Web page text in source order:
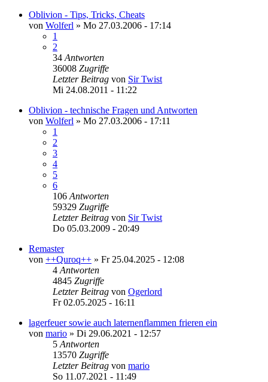
Oblivion - Tips, Tricks, Cheats
von Wolferl » Mo 27.03.2006 - 17:14
1
2
34 Antworten
36008 Zugriffe
Letzter Beitrag von Sir Twist
Mi 24.08.2011 - 11:22
Oblivion - technische Fragen und Antworten
von Wolferl » Mo 27.03.2006 - 17:11
1
2
3
4
5
6
106 Antworten
59329 Zugriffe
Letzter Beitrag von Sir Twist
Do 05.03.2009 - 20:49
Remaster
von ++Quroq++ » Fr 25.04.2025 - 12:08
4 Antworten
4845 Zugriffe
Letzter Beitrag von Ogerlord
Fr 02.05.2025 - 16:11
lagerfeuer sowie auch laternenflammen frieren ein
von mario » Di 29.06.2021 - 12:57
5 Antworten
13570 Zugriffe
Letzter Beitrag von mario
So 11.07.2021 - 11:49